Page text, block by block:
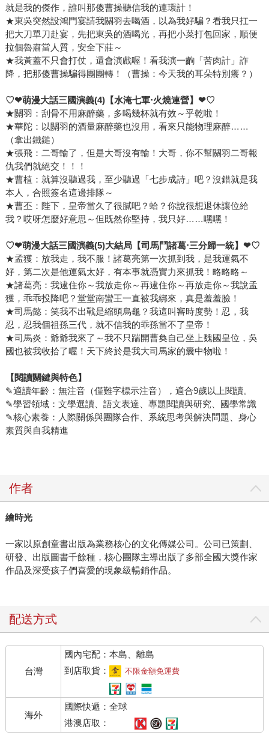
就是我的傑作，誰叫那傻曹操聽信我的連環計！
★東吳突然設鴻門宴請我關羽去喝酒，以為我好騙？看我只扛一
把大刀單刀赴宴，先把東吳的酒喝光，再把小菜打包回家，順便
拉個魯肅當人質，安全下莊～
★我黃蓋不只會打仗，還會演戲喔！看我演一齣「苦肉計」詐
降，把那傻曹操騙得團團轉！（曹操：今天我的耳朵特別癢？）
♡❤萌漫大話三國演義(4)【水淹七軍‧火燒連營】 ❤♡
★關羽：刮骨不用麻醉藥，多喝幾杯就有效～乎乾啦！
★華陀：以關羽的酒量麻醉藥也沒用，看來只能物理麻醉……
（拿出鐵鎚）
★張飛：二哥輸了，但是大哥沒有輸！大哥，你不幫關羽二哥報
仇我們就絕交！！！
★曹植：就算沒聽過我，至少聽過「七步成詩」吧？沒錯就是我
本人，合照簽名這邊排隊～
★曹丕：陛下，皇帝當久了很膩吧？蛤？你說很想退休讓位給
我？哎呀怎麼好意思～但既然你堅持，我只好……嘿嘿！
♡❤萌漫大話三國演義(5)大結局【司馬鬥諸葛‧三分歸一統】 ❤♡
★孟獲：放我走，我不服！諸葛亮第一次抓到我，是我運氣不
好，第二次是他運氣太好，有本事就憑實力來抓我！略略略～
★諸葛亮：我逮住你～我放走你～再逮住你～再放走你～我說孟
獲，乖乖投降吧？堂堂南蠻王一直被我綁來，真是羞羞臉！
★司馬懿：笑我不出戰是縮頭烏龜？我這叫審時度勢！忍，我
忍，忍我個祖孫三代，就不信我的乖孫當不了皇帝！
★司馬炎：爺爺我來了～我不只踹開曹奐自己坐上魏國皇位，吳
國也被我收拾了喔！天下終於是我大司馬家的囊中物啦！
【閱讀關鍵與特色】
✎適讀年齡：無注音（僅難字標示注音），適合9歲以上閱讀。
✎學習領域：文學選讀、語文表達、專題閱讀與研究、國學常識
✎核心素養：人際關係與團隊合作、系統思考與解決問題、身心
素質與自我精進
作者
繪時光
一家以原創童書出版為業務核心的文化傳媒公司。公司已策劃、
研發、出版圖書千餘種，核心團隊主導出版了多部全國大獎作家
作品及深受孩子們喜愛的現象級暢銷作品。
配送方式
台灣
國內宅配：本島、離島
到店取貨：
不限金額免運費
海外
國際快遞：全球
港澳店取：